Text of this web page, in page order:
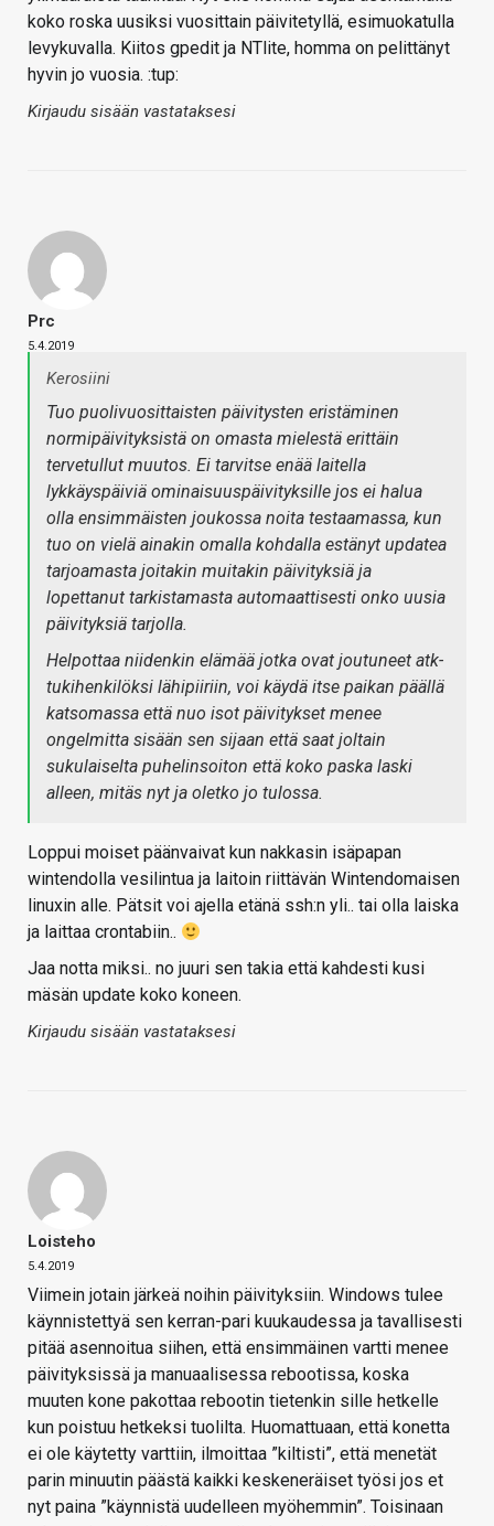
koko roska uusiksi vuosittain päivitetyllä, esimuokatulla
levykuvalla. Kiitos gpedit ja NTlite, homma on pelittänyt
hyvin jo vuosia. :tup:
Kirjaudu sisään vastataksesi
Prc
5.4.2019
Kerosiini
Tuo puolivuosittaisten päivitysten eristäminen
normipäivityksistä on omasta mielestä erittäin
tervetullut muutos. Ei tarvitse enää laitella
lykkäyspäiviä ominaisuuspäivityksille jos ei halua
olla ensimmäisten joukossa noita testaamassa, kun
tuo on vielä ainakin omalla kohdalla estänyt updatea
tarjoamasta joitakin muitakin päivityksiä ja
lopettanut tarkistamasta automaattisesti onko uusia
päivityksiä tarjolla.
Helpottaa niidenkin elämää jotka ovat joutuneet atk-
tukihenkilöksi lähipiiriin, voi käydä itse paikan päällä
katsomassa että nuo isot päivitykset menee
ongelmitta sisään sen sijaan että saat joltain
sukulaiselta puhelinsoiton että koko paska laski
alleen, mitäs nyt ja oletko jo tulossa.
Loppui moiset päänvaivat kun nakkasin isäpapan
wintendolla vesilintua ja laitoin riittävän Wintendomaisen
linuxin alle. Pätsit voi ajella etänä ssh:n yli.. tai olla laiska
ja laittaa crontabiin..
Jaa notta miksi.. no juuri sen takia että kahdesti kusi
mäsän update koko koneen.
Kirjaudu sisään vastataksesi
Loisteho
5.4.2019
Viimein jotain järkeä noihin päivityksiin. Windows tulee
käynnistettyä sen kerran-pari kuukaudessa ja tavallisesti
pitää asennoitua siihen, että ensimmäinen vartti menee
päivityksissä ja manuaalisessa rebootissa, koska
muuten kone pakottaa rebootin tietenkin sille hetkelle
kun poistuu hetkeksi tuolilta. Huomattuaan, että konetta
ei ole käytetty varttiin, ilmoittaa ”kiltisti”, että menetät
parin minuutin päästä kaikki keskeneräiset työsi jos et
nyt paina ”käynnistä uudelleen myöhemmin”. Toisinaan